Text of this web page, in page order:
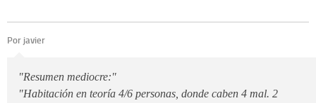
Por javier
"Resumen mediocre:"
"Habitación en teoría 4/6 personas, donde caben 4 mal. 2